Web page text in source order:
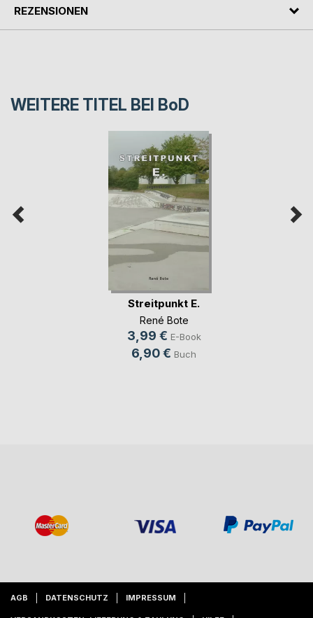
REZENSIONEN
WEITERE TITEL BEI BoD
Streitpunkt E.
René Bote
3,99 € E-Book
6,90 € Buch
AGB DATENSCHUTZ IMPRESSUM